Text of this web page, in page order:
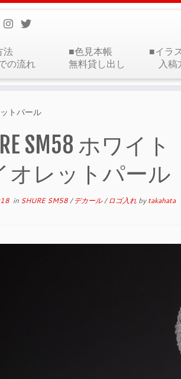
法
の流れ
■色見本帳
無料貸し出し
■イラ
入稿
トパール
SM58 ホワイト
オレットパール
in SHURE SM58/デカール/ロゴ入れ bytakahata